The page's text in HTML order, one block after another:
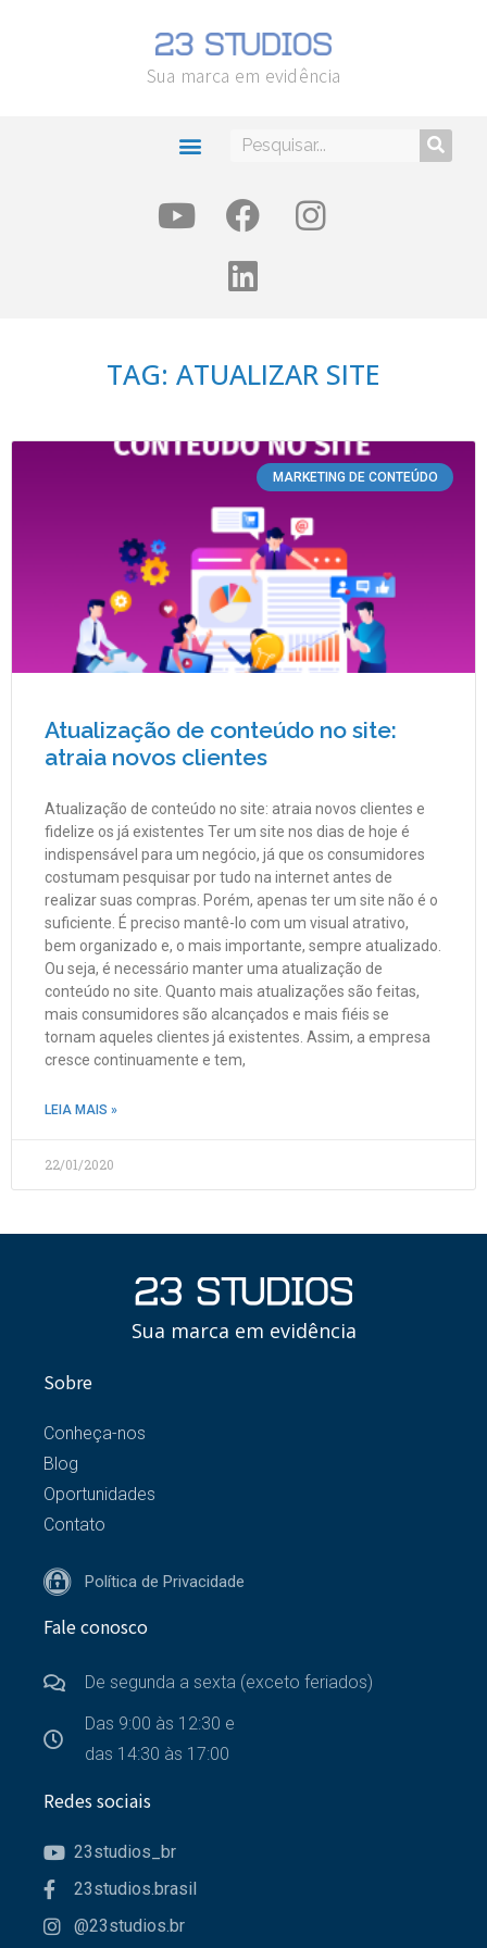
Sua marca em evidência
TAG: ATUALIZAR SITE
MARKETING DE CONTEÚDO
Atualização de conteúdo no site:
atraia novos clientes
Atualização de conteúdo no site: atraia novos clientes e
fidelize os já existentes Ter um site nos dias de hoje é
indispensável para um negócio, já que os consumidores
costumam pesquisar por tudo na internet antes de
realizar suas compras. Porém, apenas ter um site não é o
suficiente. É preciso mantê-lo com um visual atrativo,
bem organizado e, o mais importante, sempre atualizado.
Ou seja, é necessário manter uma atualização de
conteúdo no site. Quanto mais atualizações são feitas,
mais consumidores são alcançados e mais fiéis se
tornam aqueles clientes já existentes. Assim, a empresa
cresce continuamente e tem,
LEIA MAIS »
22/01/2020
Sua marca em evidência
Sobre
Conheça-nos
Blog
Oportunidades
Contato
Política de Privacidade
Fale conosco
De segunda a sexta (exceto feriados)
Das 9:00 às 12:30 e
das 14:30 às 17:00
Redes sociais
23studios_br
23studios.brasil
@23studios.br